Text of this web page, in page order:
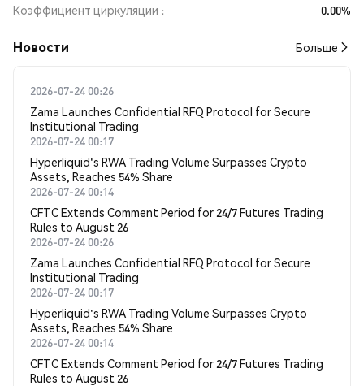
Коэффициент циркуляции
0.00%
Новости Больше
2026-07-24 00:26
Zama Launches Confidential RFQ Protocol for Secure
Institutional Trading
2026-07-24 00:17
Hyperliquid's RWA Trading Volume Surpasses Crypto
Assets, Reaches 54% Share
2026-07-24 00:14
CFTC Extends Comment Period for 24/7 Futures Trading
Rules to August 26
2026-07-24 00:26
Zama Launches Confidential RFQ Protocol for Secure
Institutional Trading
2026-07-24 00:17
Hyperliquid's RWA Trading Volume Surpasses Crypto
Assets, Reaches 54% Share
2026-07-24 00:14
CFTC Extends Comment Period for 24/7 Futures Trading
Rules to August 26